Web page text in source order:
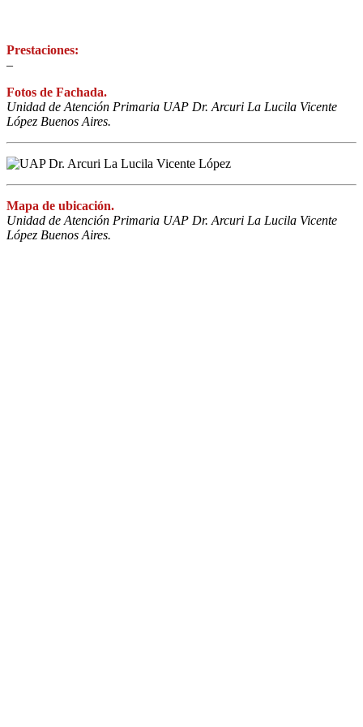
Prestaciones:
–
Fotos de Fachada.
Unidad de Atención Primaria UAP Dr. Arcuri La Lucila Vicente
López Buenos Aires.
Mapa de ubicación.
Unidad de Atención Primaria UAP Dr. Arcuri La Lucila Vicente
López Buenos Aires.